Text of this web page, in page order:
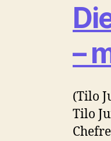
–
(Tilo
Tilo